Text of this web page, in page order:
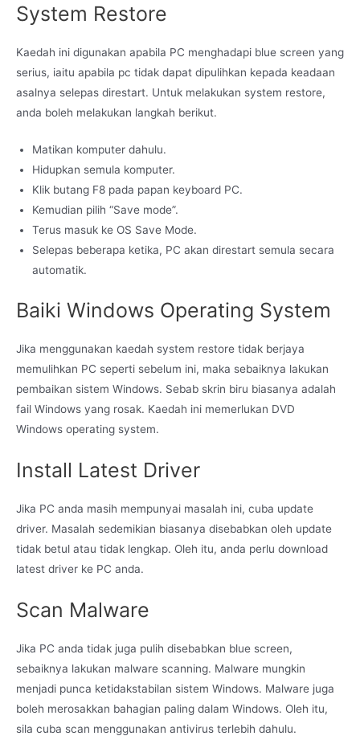
System Restore
Kaedah ini digunakan apabila PC menghadapi blue screen yang
serius, iaitu apabila pc tidak dapat dipulihkan kepada keadaan
asalnya selepas direstart. Untuk melakukan system restore,
anda boleh melakukan langkah berikut.
Matikan komputer dahulu.
Hidupkan semula komputer.
Klik butang F8 pada papan keyboard PC.
Kemudian pilih “Save mode”.
Terus masuk ke OS Save Mode.
Selepas beberapa ketika, PC akan direstart semula secara
automatik.
Baiki Windows Operating System
Jika menggunakan kaedah system restore tidak berjaya
memulihkan PC seperti sebelum ini, maka sebaiknya lakukan
pembaikan sistem Windows. Sebab skrin biru biasanya adalah
fail Windows yang rosak. Kaedah ini memerlukan DVD
Windows operating system.
Install Latest Driver
Jika PC anda masih mempunyai masalah ini, cuba update
driver. Masalah sedemikian biasanya disebabkan oleh update
tidak betul atau tidak lengkap. Oleh itu, anda perlu download
latest driver ke PC anda.
Scan Malware
Jika PC anda tidak juga pulih disebabkan blue screen,
sebaiknya lakukan malware scanning. Malware mungkin
menjadi punca ketidakstabilan sistem Windows. Malware juga
boleh merosakkan bahagian paling dalam Windows. Oleh itu,
sila cuba scan menggunakan antivirus terlebih dahulu.